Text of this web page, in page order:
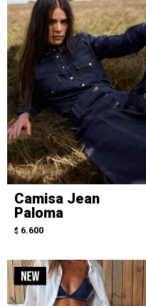
Camisa Jean
Paloma
$ 6.600